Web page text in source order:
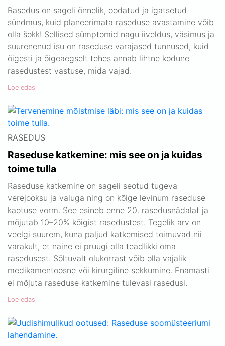
Rasedus on sageli õnnelik, oodatud ja igatsetud
sündmus, kuid planeerimata raseduse avastamine võib
olla šokk! Sellised sümptomid nagu iiveldus, väsimus ja
suurenenud isu on raseduse varajased tunnused, kuid
õigesti ja õigeaegselt tehes annab lihtne kodune
rasedustest vastuse, mida vajad.
Loe edasi
RASEDUS
Raseduse katkemine: mis see on ja kuidas
toime tulla
Raseduse katkemine on sageli seotud tugeva
verejooksu ja valuga ning on kõige levinum raseduse
kaotuse vorm. See esineb enne 20. rasedusnädalat ja
mõjutab 10–20% kõigist rasedustest. Tegelik arv on
veelgi suurem, kuna paljud katkemised toimuvad nii
varakult, et naine ei pruugi olla teadlikki oma
rasedusest. Sõltuvalt olukorrast võib olla vajalik
medikamentoosne või kirurgiline sekkumine. Enamasti
ei mõjuta raseduse katkemine tulevasi rasedusi.
Loe edasi